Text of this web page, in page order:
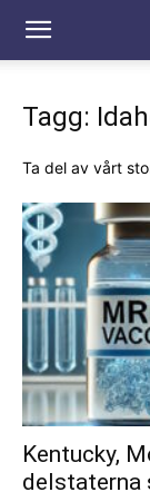
VAKEN.se
Tagg:
Ta del av vårt
Kentucky,
delstaterna